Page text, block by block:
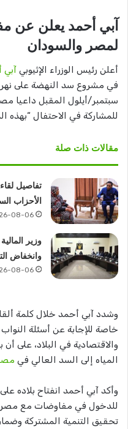
آبي أحمد يعلن عن
لمصر والسودان
أعلن رئيس الوزراء الإثيوبي آبي
في مشروع سد النهضة على
سبتمبر/أيلول المقبل
للمشاركة في الاحتفال “بهذه
مقالات ذات صلة
تفاصيل
الأحزاب
08-06
وزير
وانخفاض
08-06
وشدد آبي أحمد خلال كلمة
خاصة للإجابة عن أسئلة
والاقتصادية في البلاد، على
المياه إلى السد العالي في
وأكد آبي أحمد انفتاح بلاده
للدخول في مفاوضات مع
تحقيق التنمية المشتركة